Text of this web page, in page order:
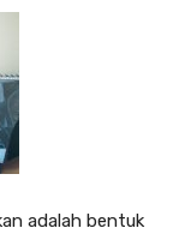
adalah bentuk